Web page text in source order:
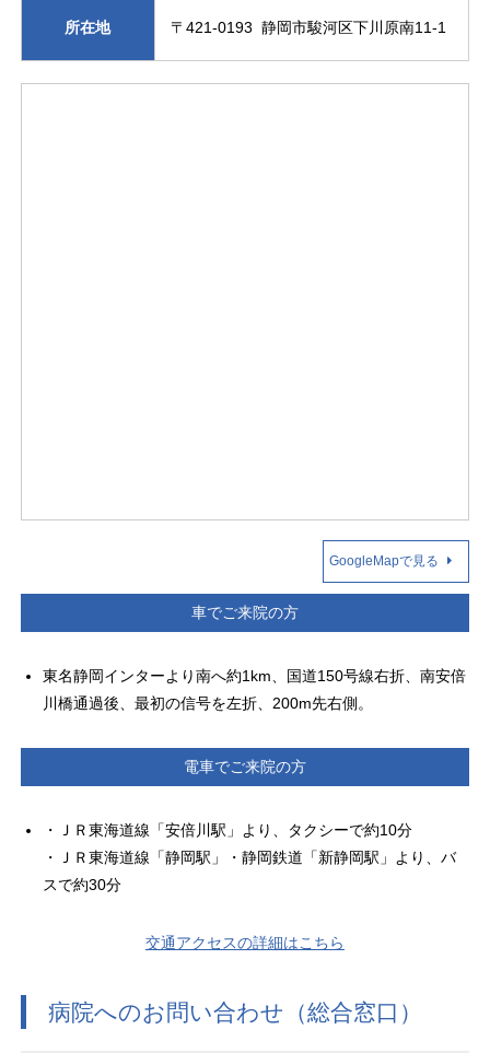
所在地 〒421-0193 静岡市駿河区下川原南11-1
GoogleMapで見る
車でご来院の方
東名静岡インターより南へ約1km、国道150号線右折、南安倍
川橋通過後、最初の信号を左折、200m先右側。
電車でご来院の方
・ＪＲ東海道線「安倍川駅」より、タクシーで約10分
・ＪＲ東海道線「静岡駅」・静岡鉄道「新静岡駅」より、バ
スで約30分
交通アクセスの詳細はこちら
病院へのお問い合わせ（総合窓口）